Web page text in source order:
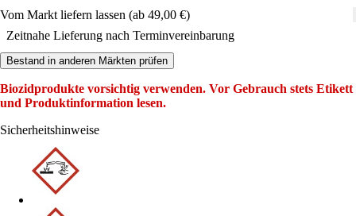
Vom Markt liefern lassen (ab 49,00 €)
Zeitnahe Lieferung nach Terminvereinbarung
Bestand in anderen Märkten prüfen
Biozidprodukte vorsichtig verwenden. Vor Gebrauch stets Etikett
und Produktinformation lesen.
Sicherheitshinweise